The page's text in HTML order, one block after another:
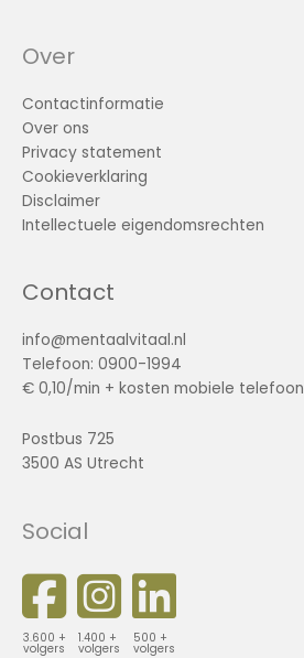
Over
Contactinformatie
Over ons
Privacy statement
Cookieverklaring
Disclaimer
Intellectuele eigendomsrechten
Contact
info@mentaalvitaal.nl
Telefoon: 0900-1994
€ 0,10/min + kosten mobiele telefoon
Postbus 725
3500 AS Utrecht
Social
3.600 +
volgers
1.400 +
volgers
500 +
volgers